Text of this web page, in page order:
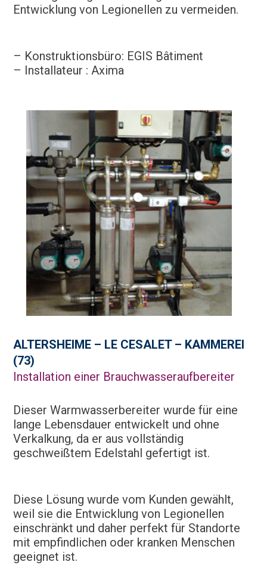
Entwicklung von Legionellen zu vermeiden.
– Konstruktionsbüro: EGIS Bâtiment
– Installateur : Axima
ALTERSHEIME – LE CESALET – KAMMEREI
(73)
Installation einer Brauchwasseraufbereiter
Dieser Warmwasserbereiter wurde für eine
lange Lebensdauer entwickelt und ohne
Verkalkung, da er aus vollständig
geschweißtem Edelstahl gefertigt ist.
Diese Lösung wurde vom Kunden gewählt,
weil sie die Entwicklung von Legionellen
einschränkt und daher perfekt für Standorte
mit empfindlichen oder kranken Menschen
geeignet ist.